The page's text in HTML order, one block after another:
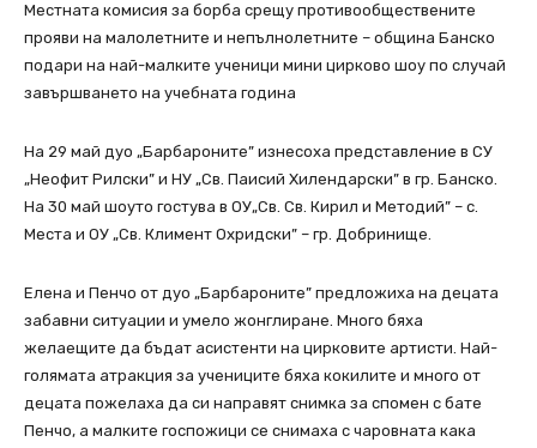
Местната комисия за борба срещу противообществените
прояви на малолетните и непълнолетните – община Банско
подари на най-малките ученици мини цирково шоу по случай
завършването на учебната година
На 29 май дуо „Барбароните” изнесоха представление в СУ
„Неофит Рилски” и НУ „Св. Паисий Хилендарски” в гр. Банско.
На 30 май шоуто гостува в ОУ„Св. Св. Кирил и Методий” – с.
Места и ОУ „Св. Климент Охридски” – гр. Добринище.
Елена и Пенчо от дуо „Барбароните” предложиха на децата
забавни ситуации и умело жонглиране. Много бяха
желаещите да бъдат асистенти на цирковите артисти. Най-
голямата атракция за учениците бяха кокилите и много от
децата пожелаха да си направят снимка за спомен с бате
Пенчо, a малките госпожици се снимаха с чаровната кака